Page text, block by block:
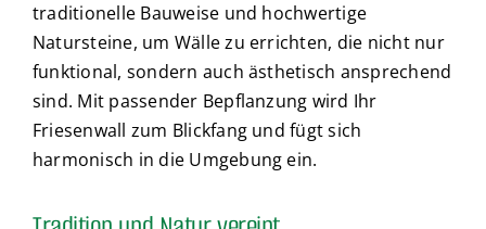
traditionelle Bauweise und hochwertige
Natursteine, um Wälle zu errichten, die nicht nur
funktional, sondern auch ästhetisch ansprechend
sind. Mit passender Bepflanzung wird Ihr
Friesenwall zum Blickfang und fügt sich
harmonisch in die Umgebung ein.